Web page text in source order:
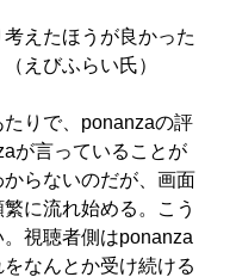
考えたほうが良かった
えびふらい氏）
りで、ponanzaの評
が言っていることが
らないのだが、画面
に流れ始める。こう
視聴者側はponanza
なんとか受け続ける